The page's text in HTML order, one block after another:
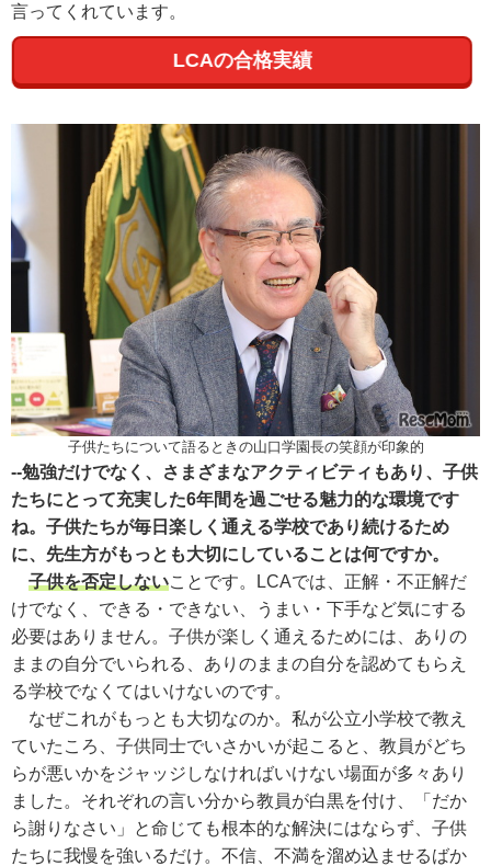
言ってくれています。
LCAの合格実績
子供たちについて語るときの山口学園長の笑顔が印象的
--勉強だけでなく、さまざまなアクティビティもあり、子供
たちにとって充実した6年間を過ごせる魅力的な環境です
ね。子供たちが毎日楽しく通える学校であり続けるため
に、先生方がもっとも大切にしていることは何ですか。
子供を否定しないことです。LCAでは、正解・不正解だ
けでなく、できる・できない、うまい・下手など気にする
必要はありません。子供が楽しく通えるためには、ありの
ままの自分でいられる、ありのままの自分を認めてもらえ
る学校でなくてはいけないのです。
なぜこれがもっとも大切なのか。私が公立小学校で教え
ていたころ、子供同士でいさかいが起こると、教員がどち
らが悪いかをジャッジしなければいけない場面が多々あり
ました。それぞれの言い分から教員が白黒を付け、「だか
ら謝りなさい」と命じても根本的な解決にはならず、子供
たちに我慢を強いるだけ。不信、不満を溜め込ませるばか